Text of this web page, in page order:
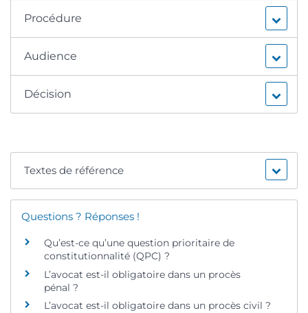
Procédure
Audience
Décision
Textes de référence
Questions ? Réponses !
Qu’est-ce qu’une question prioritaire de
constitutionnalité (QPC) ?
L’avocat est-il obligatoire dans un procès
pénal ?
L’avocat est-il obligatoire dans un procès civil ?